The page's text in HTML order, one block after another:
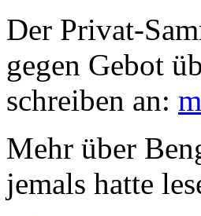
Der Privat-
gegen Gebot
schreiben an:
Mehr über
jemals hatte